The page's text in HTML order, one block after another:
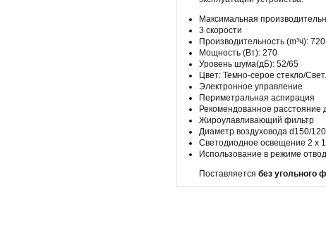
Максимальная
3 скорости
Производительность (m³ч): 720
Мощность (Вт): 270
Уровень шума(дБ): 52/65
Цвет: Темно-серое стекло/
Электронное управление
Периметральная аспирация
Рекомендованное расстояние
Жироулавливающий фильтр
Диаметр воздуховода d150/
Светодиодное освещение 2 x
Использование в режиме
Поставляется без угольного